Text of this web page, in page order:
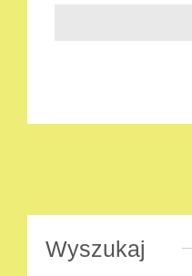
Wyszukaj